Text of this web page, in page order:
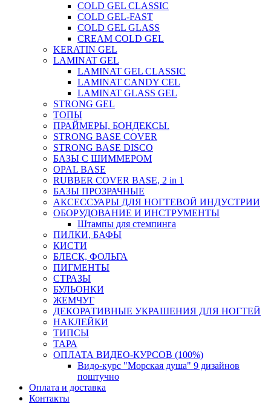
COLD GEL CLASSIC
COLD GEL-FAST
COLD GEL GLASS
CREAM COLD GEL
KERATIN GEL
LAMINAT GEL
LAMINAT GEL CLASSIС
LAMINAT CANDY CEL
LAMINAT GLASS GEL
STRONG GEL
ТОПЫ
ПРАЙМЕРЫ, БОНДЕКСЫ.
STRONG BASE COVER
STRONG BASE DISCO
БАЗЫ С ШИММЕРОМ
OPAL BASE
RUBBER COVER BASE, 2 in 1
БАЗЫ ПРОЗРАЧНЫЕ
АКСЕССУАРЫ ДЛЯ НОГТЕВОЙ ИНДУСТРИИ
ОБОРУДОВАНИЕ И ИНСТРУМЕНТЫ
Штампы для стемпинга
ПИЛКИ, БАФЫ
КИСТИ
БЛЕСК, ФОЛЬГА
ПИГМЕНТЫ
СТРАЗЫ
БУЛЬОНКИ
ЖЕМЧУГ
ДЕКОРАТИВНЫЕ УКРАШЕНИЯ ДЛЯ НОГТЕЙ
НАКЛЕЙКИ
ТИПСЫ
ТАРА
ОПЛАТА ВИДЕО-КУРСОВ (100%)
Видо-курс "Морская душа" 9 дизайнов
поштучно
Оплата и доставка
Контакты